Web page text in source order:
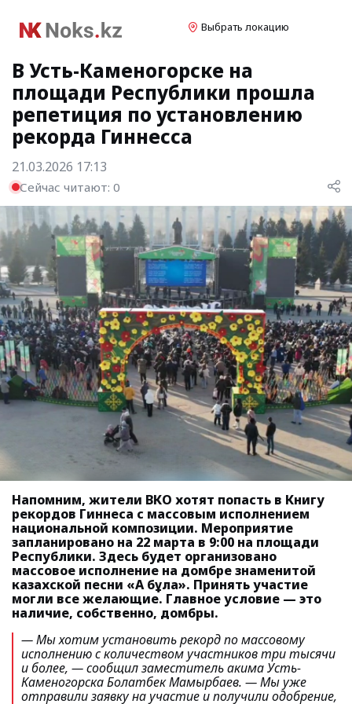
Выбрать локацию
В Усть-Каменогорске на
площади Республики прошла
репетиция по установлению
рекорда Гиннесса
21.03.2026 17:13
Сейчас читают: 0
Напомним, жители ВКО хотят попасть в Книгу
рекордов Гиннеса с массовым исполнением
национальной композиции. Мероприятие
запланировано на 22 марта в 9:00 на площади
Республики. Здесь будет организовано
массовое исполнение на домбре знаменитой
казахской песни «Ақ бұлақ». Принять участие
могли все желающие. Главное условие — это
наличие, собственно, домбры.
— Мы хотим установить рекорд по массовому
исполнению с количеством участников три тысячи
и более, — сообщил заместитель акима Усть-
Каменогорска Болатбек Мамырбаев. — Мы уже
отправили заявку на участие и получили одобрение,